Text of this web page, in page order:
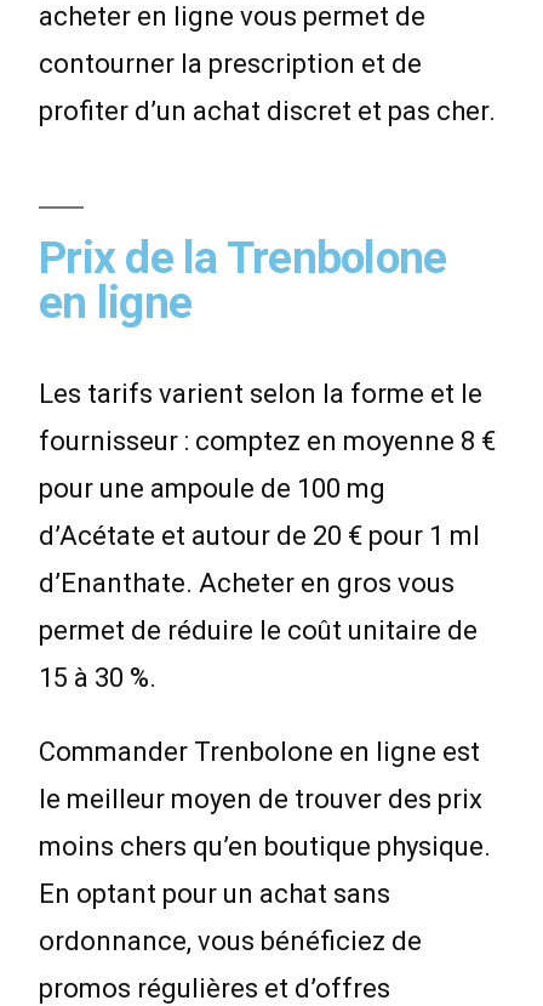
acheter en ligne vous permet de
contourner la prescription et de
profiter d’un achat discret et pas cher.
Prix de la Trenbolone
en ligne
Les tarifs varient selon la forme et le
fournisseur : comptez en moyenne 8 €
pour une ampoule de 100 mg
d’Acétate et autour de 20 € pour 1 ml
d’Enanthate. Acheter en gros vous
permet de réduire le coût unitaire de
15 à 30 %.
Commander Trenbolone en ligne est
le meilleur moyen de trouver des prix
moins chers qu’en boutique physique.
En optant pour un achat sans
ordonnance, vous bénéficiez de
promos régulières et d’offres